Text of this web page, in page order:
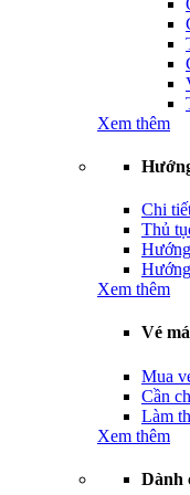
Xem thêm
Chi
Thủ
Xem thêm
Vé
Mua
Cần
Làm
Xem thêm
Dành